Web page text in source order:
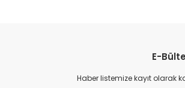
Ürün resmi kalitesiz, bozuk veya
Ürün açıklamasında eksik bilgiler
E-
Haber listemize kayıt olarak